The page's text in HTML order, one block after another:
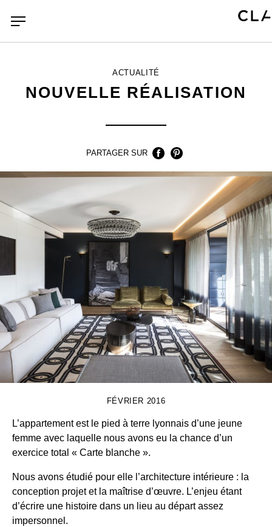
ACTUALITÉ
NOUVELLE RÉALISATION
PARTAGER SUR
FÉVRIER 2016
L’appartement est le pied à terre lyonnais d’une jeune
femme avec laquelle nous avons eu la chance d’un
exercice total « Carte blanche ».
Nous avons étudié pour elle l’architecture intérieure : la
conception projet et la maîtrise d’œuvre. L’enjeu étant
d’écrire une histoire dans un lieu au départ assez
impersonnel.